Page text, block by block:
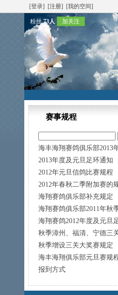
[登录] [注册] [我的空间]
粉丝73人 加关注
赛事规程
海丰海翔赛鸽俱乐部2013
2013年度及元旦足环通知
2012年元旦信鸽比赛规程
2012年春秋二季附加赛的
海翔赛鸽俱乐部补充规定
海翔赛鸽俱乐部2011年秋
海翔赛鸽2012年度及元旦
秋季漳州、福清、宁德三
秋季增设三关大奖赛规定
海丰海翔俱乐部元旦赛规
报到方式